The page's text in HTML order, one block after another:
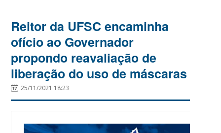
Reitor da UFSC encaminha
ofício ao Governador
propondo reavaliação de
liberação do uso de máscaras
25/11/2021 18:23